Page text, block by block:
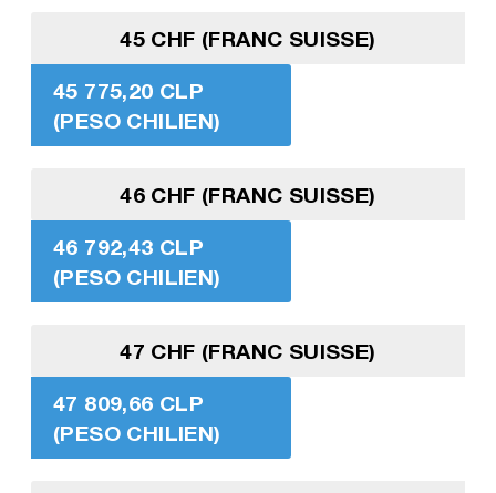
45 CHF (FRANC SUISSE)
45 775,20 CLP
(PESO CHILIEN)
46 CHF (FRANC SUISSE)
46 792,43 CLP
(PESO CHILIEN)
47 CHF (FRANC SUISSE)
47 809,66 CLP
(PESO CHILIEN)